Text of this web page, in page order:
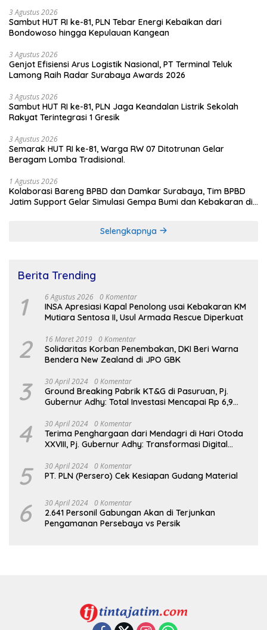
3 Agustus 2026
Sambut HUT RI ke-81, PLN Tebar Energi Kebaikan dari
Bondowoso hingga Kepulauan Kangean
3 Agustus 2026
Genjot Efisiensi Arus Logistik Nasional, PT Terminal Teluk
Lamong Raih Radar Surabaya Awards 2026
3 Agustus 2026
Sambut HUT RI ke-81, PLN Jaga Keandalan Listrik Sekolah
Rakyat Terintegrasi 1 Gresik
3 Agustus 2026
Semarak HUT RI ke-81, Warga RW 07 Ditotrunan Gelar
Beragam Lomba Tradisional.
1 Agustus 2026
Kolaborasi Bareng BPBD dan Damkar Surabaya, Tim BPBD
Jatim Support Gelar Simulasi Gempa Bumi dan Kebakaran di
Selengkapnya
Berita Trending
1 6 Agustus 2026 0 Komentar
INSA Apresiasi Kapal Penolong usai Kebakaran KM
Mutiara Sentosa II, Usul Armada Rescue Diperkuat
2 16 Maret 2019 0 Komentar
Solidaritas Korban Penembakan, DKI Beri Warna
Bendera New Zealand di JPO GBK
3 30 April 2024 0 Komentar
Ground Breaking Pabrik KT&G di Pasuruan, Pj.
Gubernur Adhy: Total Investasi Mencapai Rp 6,9
4 30 April 2024 0 Komentar
Terima Penghargaan dari Mendagri di Hari Otoda
XXVIII, Pj. Gubernur Adhy: Transformasi Digital
Keberhasilan Jatim
5 30 April 2024 0 Komentar
PT. PLN (Persero) Cek Kesiapan Gudang Material
6 30 April 2024 0 Komentar
2.641 Personil Gabungan Akan di Terjunkan
Pengamanan Persebaya vs Persik